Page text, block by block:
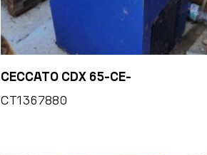
CECCATO CDX 65-CE-
CT1367880